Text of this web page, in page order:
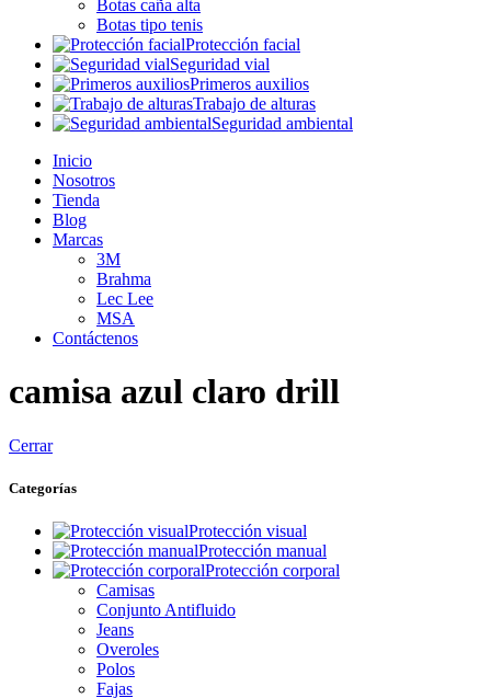
Botas caña alta
Botas tipo tenis
Protección facial
Seguridad vial
Primeros auxilios
Trabajo de alturas
Seguridad ambiental
Inicio
Nosotros
Tienda
Blog
Marcas
3M
Brahma
Lec Lee
MSA
Contáctenos
camisa azul claro drill
Cerrar
Categorías
Protección visual
Protección manual
Protección corporal
Camisas
Conjunto Antifluido
Jeans
Overoles
Polos
Fajas